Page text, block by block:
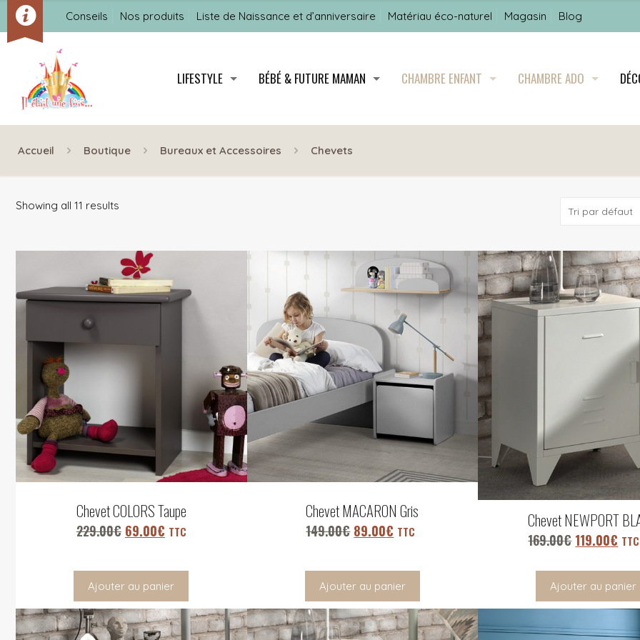
Conseils Nos produits Liste de Naissance et d’anniversaire Matériau éco-naturel Magasin Blog
LIFESTYLE BÉBÉ & FUTURE MAMAN CHAMBRE ENFANT CHAMBRE ADO
Accueil Boutique Bureaux et Accessoires Chevets
Showing all 11 results
Chevet COLORS Taupe
229.00€ 69.00€ TTC
Ajouter au panier
Chevet MACARON Gris
149.00€ 89.00€ TTC
Ajouter au panier
Chevet NEWPORT
169.00€ 119.00€ TTC
Ajouter au panier